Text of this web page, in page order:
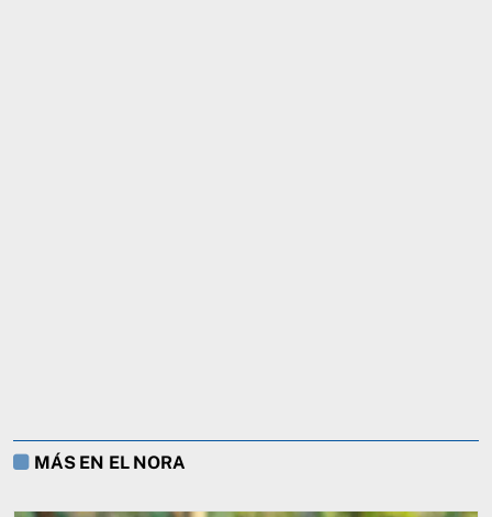
MÁS EN EL NORA